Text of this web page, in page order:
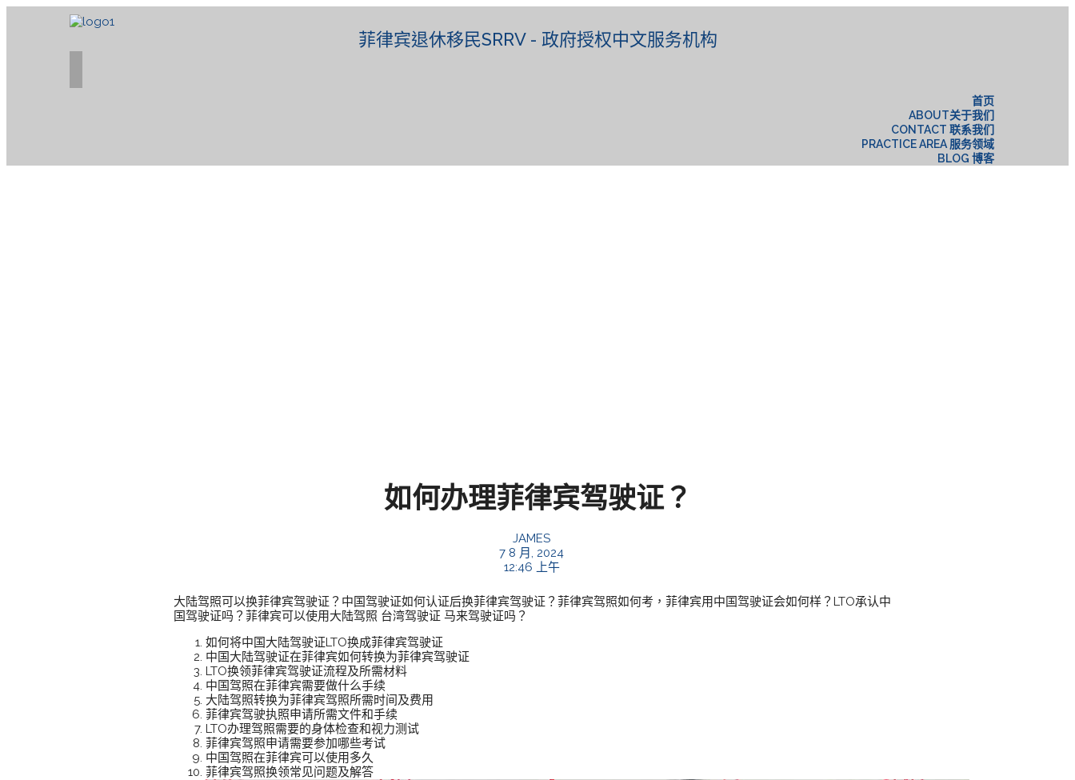
菲律宾退休移民SRRV - 政府授权中文服务机构
首页
ABOUT关于我们
CONTACT 联系我们
PRACTICE AREA 服务领域
BLOG 博客
如何办理菲律宾驾驶证？
JAMES
7 8 月, 2024
12:46 上午
大陆驾照可以换菲律宾驾驶证？中国驾驶证如何认证后换菲律宾驾驶证？菲律宾驾照如何考，菲律宾用中国驾驶证会如何样？LTO承认中
国驾驶证吗？菲律宾可以使用大陆驾照 台湾驾驶证 马来驾驶证吗？
如何将中国大陆驾驶证LTO换成菲律宾驾驶证
中国大陆驾驶证在菲律宾如何转换为菲律宾驾驶证
LTO换领菲律宾驾驶证流程及所需材料
中国驾照在菲律宾需要做什么手续
大陆驾照转换为菲律宾驾照所需时间及费用
菲律宾驾驶执照申请所需文件和手续
LTO办理驾照需要的身体检查和视力测试
菲律宾驾照申请需要参加哪些考试
中国驾照在菲律宾可以使用多久
菲律宾驾照换领常见问题及解答